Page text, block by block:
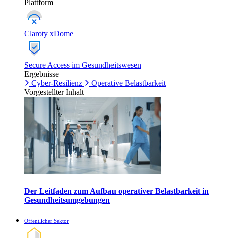
Plattform
Claroty xDome
Secure Access im Gesundheitswesen
Ergebnisse
Cyber-Resilienz
Operative Belastbarkeit
Vorgestellter Inhalt
Der Leitfaden zum Aufbau operativer Belastbarkeit in
Gesundheitsumgebungen
Öffentlicher Sektor